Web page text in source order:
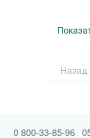
Назад
0 800-33-85-96